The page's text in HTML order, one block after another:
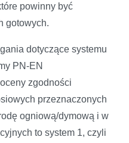
powinny być
gotowych.
dotyczące systemu
PN-EN
zgodności
przeznaczonych
ogniową/dymową i w
to system 1, czyli